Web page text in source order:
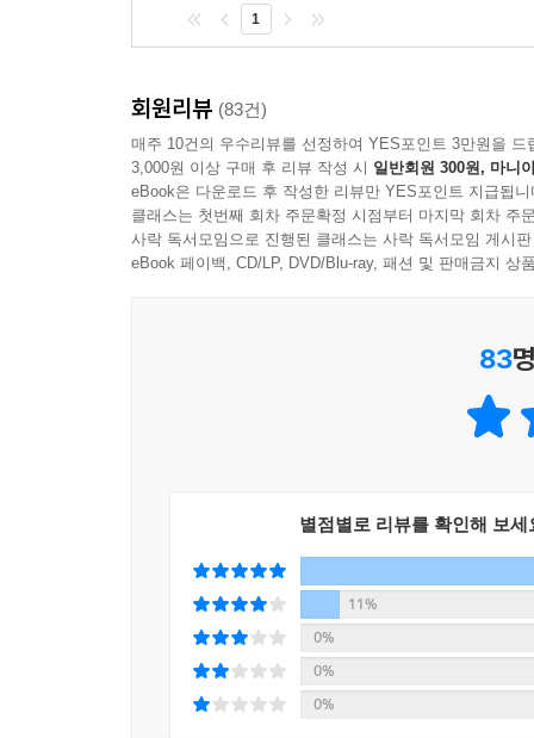
1
회원리뷰 (83건)
매주 10건의 우수리뷰를 선정하여 YES포인트 3만원을 드
3,000원 이상 구매 후 리뷰 작성 시 일반회원 300원, 마니
eBook은 다운로드 후 작성한 리뷰만 YES포인트 지급됩니
클래스는 첫번째 회차 주문확정 시점부터 마지막 회차 주
사락 독서모임으로 진행된 클래스는 사락 독서모임 게시
eBook 페이백, CD/LP, DVD/Blu-ray, 패션 및 판매금지 상
83
별점별로 리뷰를 확인해 보세
11%
0%
0%
0%